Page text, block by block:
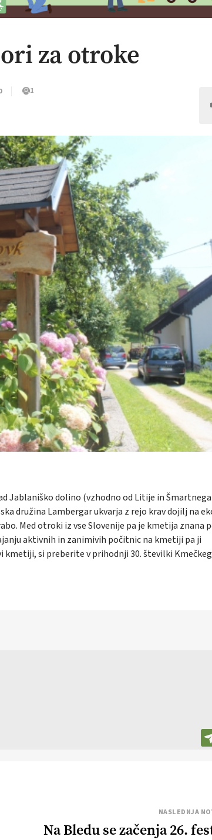
za otroke
1
Jablaniško dolino (vzhodno od Litije in
družina Lambergar ukvarja z rejo krav dojilj na
Med otroki iz vse Slovenije pa je kmetija znana
aktivnih in zanimivih počitnic na kmetiji pa ji
si preberite v prihodnji 30. številki
NASLEDNJA
Na Bledu se začenja 26.